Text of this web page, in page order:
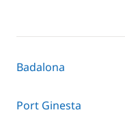
Badalona
Port Ginesta